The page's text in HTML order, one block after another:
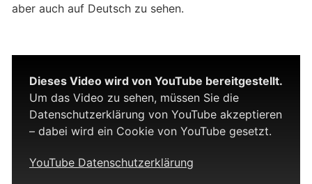
aber auch auf Deutsch zu sehen.
Dieses Video wird von YouTube bereitgestellt.
Um das Video zu sehen, müssen Sie die
Datenschutzerklärung von YouTube akzeptieren
– dabei wird ein Cookie von YouTube gesetzt.
YouTube Datenschutzerklärung